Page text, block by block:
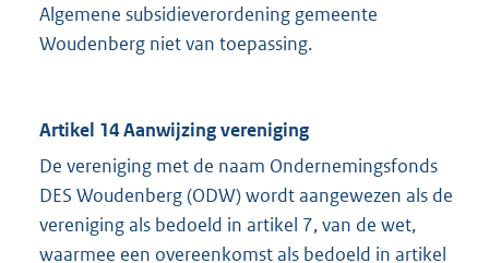
Algemene subsidieverordening gemeente
Woudenberg niet van toepassing.
Artikel 14 Aanwijzing vereniging
De vereniging met de naam Ondernemingsfonds
DES Woudenberg (ODW) wordt aangewezen als de
vereniging als bedoeld in artikel 7, van de wet,
waarmee een overeenkomst als bedoeld in artikel